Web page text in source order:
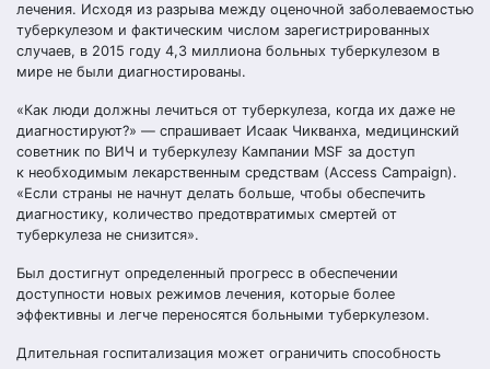
лечения. Исходя из разрыва между оценочной заболеваемостью
туберкулезом и фактическим числом зарегистрированных
случаев, в 2015 году 4,3 миллиона больных туберкулезом в
мире не были диагностированы.
«Как люди должны лечиться от туберкулеза, когда их даже не
диагностируют?» — спрашивает Исаак Чикванха, медицинский
советник по ВИЧ и туберкулезу Кампании MSF за доступ
к необходимым лекарственным средствам (Access Campaign).
«Если страны не начнут делать больше, чтобы обеспечить
диагностику, количество предотвратимых смертей от
туберкулеза не снизится».
Был достигнут определенный прогресс в обеспечении
доступности новых режимов лечения, которые более
эффективны и легче переносятся больными туберкулезом.
Длительная госпитализация может ограничить способность